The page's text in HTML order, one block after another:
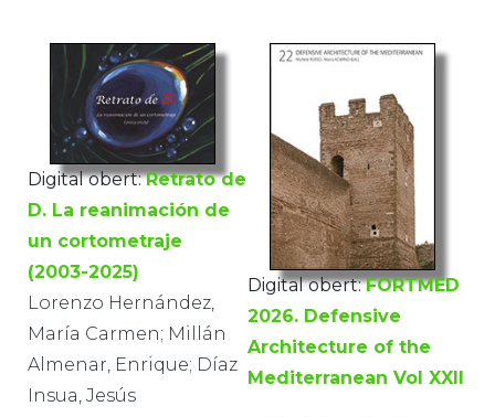
Digital obert: Retrato de
D. La reanimación de
un cortometraje
(2003-2025)
Lorenzo Hernández,
María Carmen; Millán
Almenar, Enrique; Díaz
Insua, Jesús
Digital obert: FORTMED
2026. Defensive
Architecture of the
Mediterranean Vol XXII